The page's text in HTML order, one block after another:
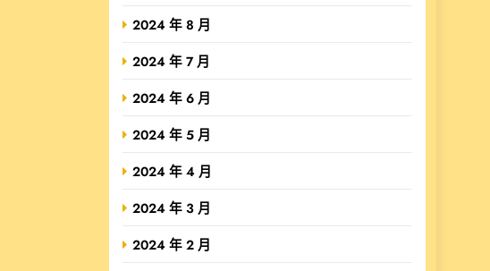
2024 年 8 月
2024 年 7 月
2024 年 6 月
2024 年 5 月
2024 年 4 月
2024 年 3 月
2024 年 2 月